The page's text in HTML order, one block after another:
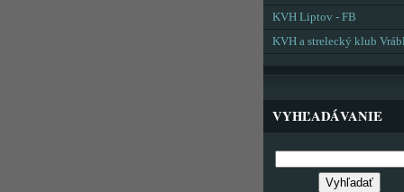
KVH Liptov - FB
KVH a strelecký klub
VYHĽADÁVANIE